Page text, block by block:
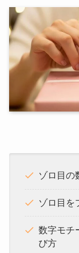
ゾロ目の
ゾロ目を
数字モチ
び方